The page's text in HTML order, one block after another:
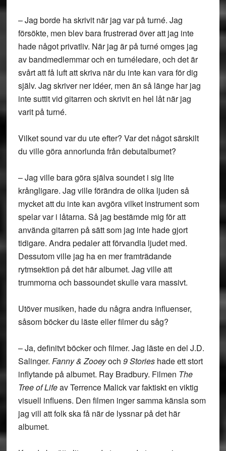
– Jag borde ha skrivit när jag var på turné. Jag
försökte, men blev bara frustrerad över att jag inte
hade något privatliv. När jag är på turné omges jag
av bandmedlemmar och en turnéledare, och det är
svårt att få luft att skriva när du inte kan vara för dig
själv. Jag skriver ner idéer, men än så länge har jag
inte suttit vid gitarren och skrivit en hel låt när jag
varit på turné.
Vilket sound var du ute efter? Var det något särskilt
du ville göra annorlunda från debutalbumet?
– Jag ville bara göra själva soundet i sig lite
krångligare. Jag ville förändra de olika ljuden så
mycket att du inte kan avgöra vilket instrument som
spelar var i låtarna. Så jag bestämde mig för att
använda gitarren på sätt som jag inte hade gjort
tidigare. Andra pedaler att förvandla ljudet med.
Dessutom ville jag ha en mer framträdande
rytmsektion på det här albumet. Jag ville att
trummorna och bassoundet skulle vara massivt.
Utöver musiken, hade du några andra influenser,
såsom böcker du läste eller filmer du såg?
– Ja, definitvt böcker och filmer. Jag läste en del J.D.
Salinger. Fanny & Zooeyoch 9 Storieshade ett stort
inflytande på albumet. Ray Bradbury. Filmen The
Tree of Lifeav Terrence Malick var faktiskt en viktig
visuell influens. Den filmen inger samma känsla som
jag vill att folk ska få när de lyssnar på det här
albumet.